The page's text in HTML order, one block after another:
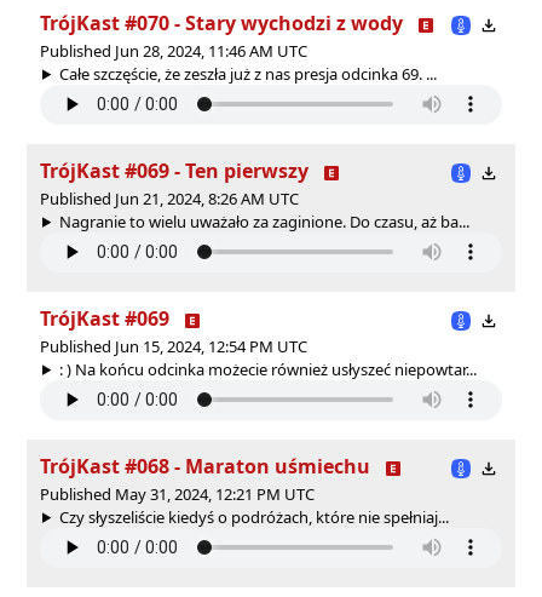
TrójKast #070 - Stary wychodzi z wody
Published Jun 28, 2024, 11:46 AM UTC
Całe szczęście, że zeszła już z nas presja odcinka 69. ...
TrójKast #069 - Ten pierwszy
Published Jun 21, 2024, 8:26 AM UTC
Nagranie to wielu uważało za zaginione. Do czasu, aż ba...
TrójKast #069
Published Jun 15, 2024, 12:54 PM UTC
: ) Na końcu odcinka możecie również usłyszeć niepowtar...
TrójKast #068 - Maraton uśmiechu
Published May 31, 2024, 12:21 PM UTC
Czy słyszeliście kiedyś o podróżach, które nie spełniaj...